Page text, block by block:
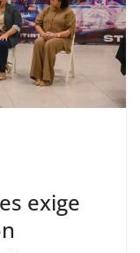
exige